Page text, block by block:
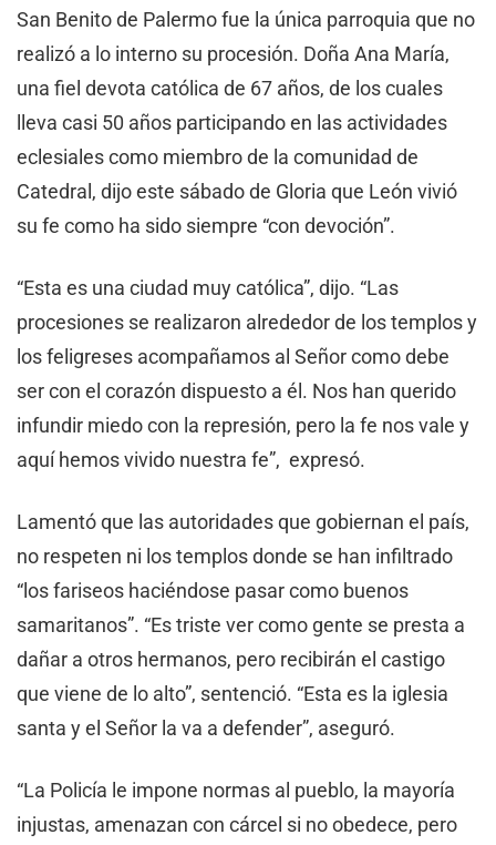
San Benito de Palermo fue la única parroquia que no
realizó a lo interno su procesión. Doña Ana María,
una fiel devota católica de 67 años, de los cuales
lleva casi 50 años participando en las actividades
eclesiales como miembro de la comunidad de
Catedral, dijo este sábado de Gloria que León vivió
su fe como ha sido siempre “con devoción”.
“Esta es una ciudad muy católica”, dijo. “Las
procesiones se realizaron alrededor de los templos y
los feligreses acompañamos al Señor como debe
ser con el corazón dispuesto a él. Nos han querido
infundir miedo con la represión, pero la fe nos vale y
aquí hemos vivido nuestra fe”, expresó.
Lamentó que las autoridades que gobiernan el país,
no respeten ni los templos donde se han infiltrado
“los fariseos haciéndose pasar como buenos
samaritanos”. “Es triste ver como gente se presta a
dañar a otros hermanos, pero recibirán el castigo
que viene de lo alto”, sentenció. “Esta es la iglesia
santa y el Señor la va a defender”, aseguró.
“La Policía le impone normas al pueblo, la mayoría
injustas, amenazan con cárcel si no obedece, pero